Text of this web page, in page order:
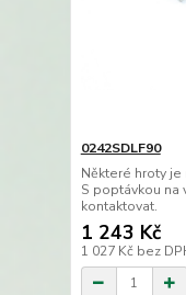
0242SDLF90
Některé hroty
S poptávkou na
kontaktovat.
1 243 Kč
1 027 Kč bez